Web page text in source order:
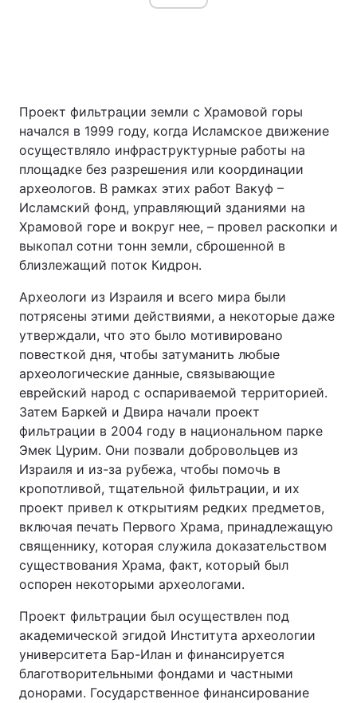
Проект фильтрации земли с Храмовой горы
начался в 1999 году, когда Исламское движение
осуществляло инфраструктурные работы на
площадке без разрешения или координации
археологов. В рамках этих работ Вакуф –
Исламский фонд, управляющий зданиями на
Храмовой горе и вокруг нее, – провел раскопки и
выкопал сотни тонн земли, сброшенной в
близлежащий поток Кидрон.
Археологи из Израиля и всего мира были
потрясены этими действиями, а некоторые даже
утверждали, что это было мотивировано
повесткой дня, чтобы затуманить любые
археологические данные, связывающие
еврейский народ с оспариваемой территорией.
Затем Баркей и Двира начали проект
фильтрации в 2004 году в национальном парке
Эмек Цурим. Они позвали добровольцев из
Израиля и из-за рубежа, чтобы помочь в
кропотливой, тщательной фильтрации, и их
проект привел к открытиям редких предметов,
включая печать Первого Храма, принадлежащую
священнику, которая служила доказательством
существования Храма, факт, который был
оспорен некоторыми археологами.
Проект фильтрации был осуществлен под
академической эгидой Института археологии
университета Бар-Илан и финансируется
благотворительными фондами и частными
донорами. Государственное финансирование